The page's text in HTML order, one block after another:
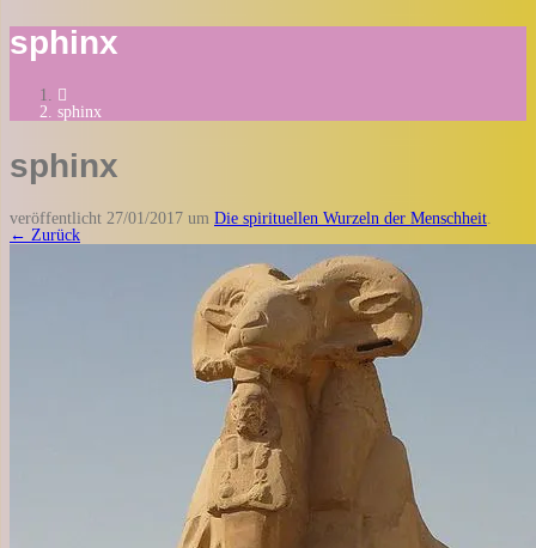
sphinx
sphinx
sphinx
veröffentlicht 27/01/2017 um Die spirituellen Wurzeln der Menschheit
← Zurück